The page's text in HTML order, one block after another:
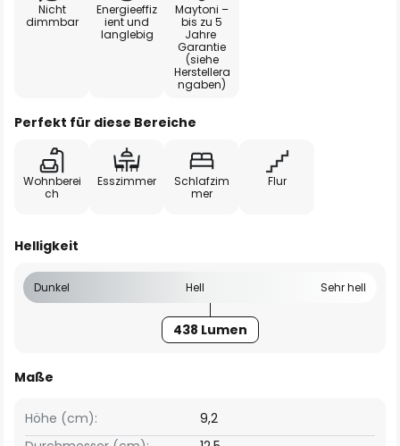
Nicht
dimmbar
Energieeffiz
ient und
langlebig
Maytoni –
bis zu 5
Jahre
Garantie
(siehe
Herstellera
ngaben)
Perfekt für diese Bereiche
Wohnberei
ch
Esszimmer
Schlafzim
mer
Flur
Helligkeit
Dunkel Hell Sehr hell
438 Lumen
Maße
Höhe (cm):
9,2